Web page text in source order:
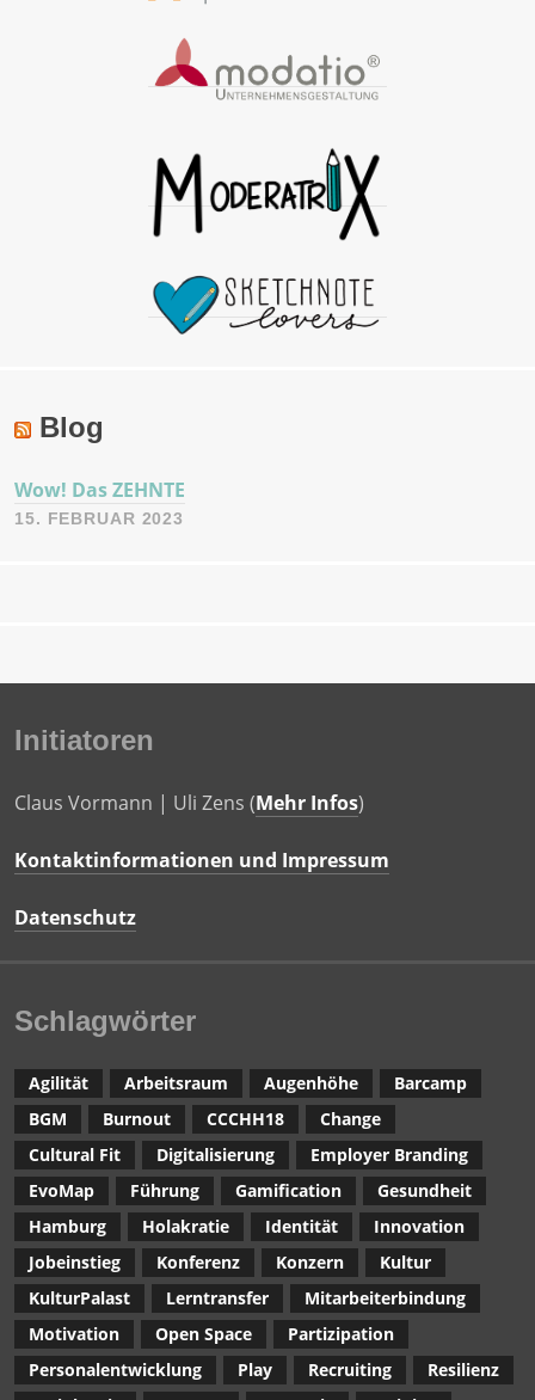
Blog
Wow! Das ZEHNTE
15. FEBRUAR 2023
Initiatoren
Claus Vormann | Uli Zens (Mehr Infos)
Kontaktinformationen und Impressum
Datenschutz
Schlagwörter
Agilität Arbeitsraum Augenhöhe
Barcamp
BGM
Burnout CCCHH18
Change
Cultural Fit
Digitalisierung
Employer Branding
EvoMap
Führung Gamification
Gesundheit
Hamburg
Holakratie Identität
Innovation
Jobeinstieg
Konferenz Konzern
Kultur
KulturPalast
Lerntransfer
Mitarbeiterbindung
Motivation
Open Space
Partizipation
Personalentwicklung
Play Recruiting
Resilienz